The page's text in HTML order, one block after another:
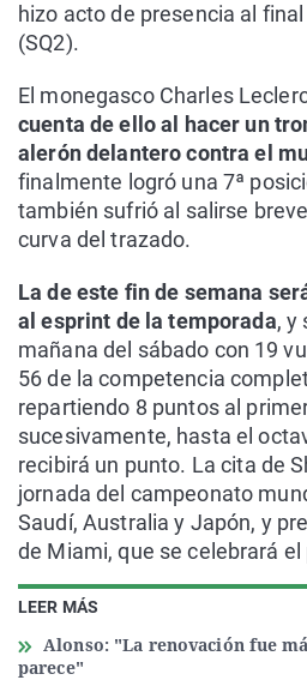
LEER MÁS
Alonso: "La renovación fue
parece"
hizo acto de presencia al
(SQ2).
El monegasco Charles
cuenta de ello al hacer un
alerón delantero contra el
finalmente logró una 7ª
también sufrió al salirse
curva del trazado.
La de este fin de semana
al esprint de la temporada, y
mañana del sábado con 19
56 de la competencia
repartiendo 8 puntos al
sucesivamente, hasta el
recibirá un punto. La cita de
jornada del campeonato
Saudí, Australia y Japón, y
de Miami, que se celebrará